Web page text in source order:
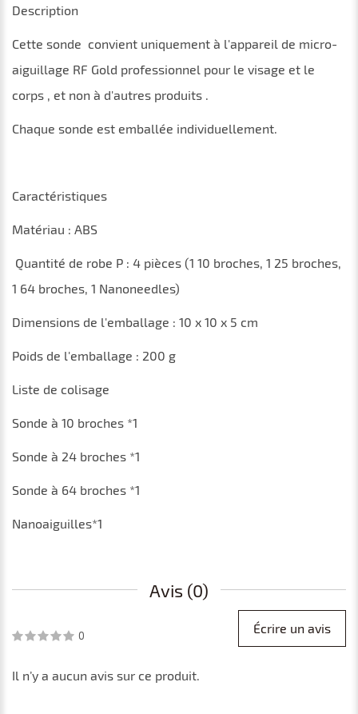
Description
Cette sonde convient uniquement à l'appareil de micro-
aiguillage RF Gold professionnel pour le visage et le
corps , et non à d'autres produits .
Chaque sonde est emballée individuellement.
Caractéristiques
Matériau : ABS
Quantité de robe P : 4 pièces (1 10 broches, 1 25 broches,
1 64 broches, 1 Nanoneedles)
Dimensions de l'emballage : 10 x 10 x 5 cm
Poids de l'emballage : 200 g
Liste de colisage
Sonde à 10 broches *1
Sonde à 24 broches *1
Sonde à 64 broches *1
Nanoaiguilles*1
Avis (0)
0 Écrire un avis
Il n’y a aucun avis sur ce produit.